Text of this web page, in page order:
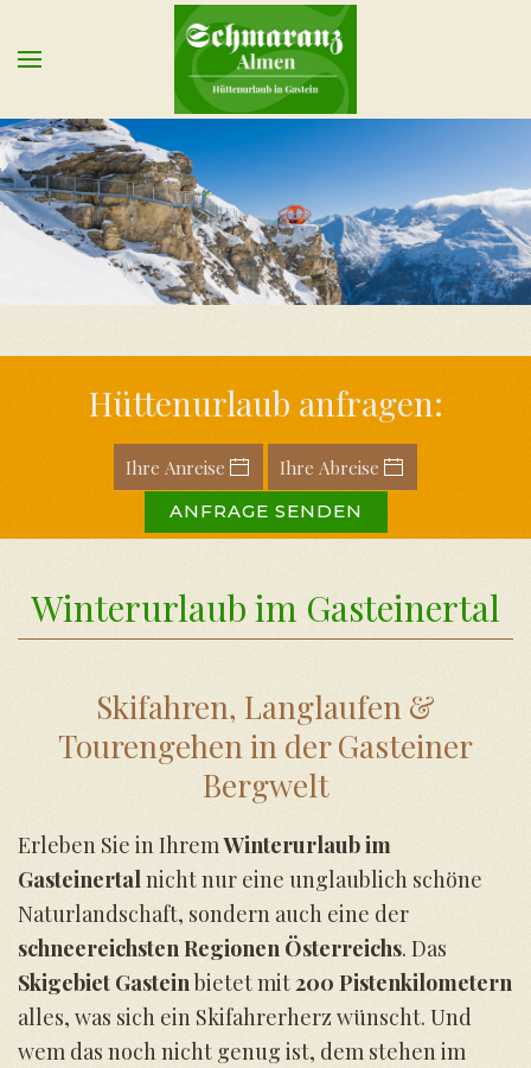
Skip to main content
Hüttenurlaub anfragen:
ANFRAGE SENDEN
Winterurlaub im Gasteinertal
Skifahren, Langlaufen &
Tourengehen in der Gasteiner
Bergwelt
Erleben Sie in IhremWinterurlaub im
Gasteinertalnicht nur eine unglaublich schöne
Naturlandschaft, sondern auch eine der
schneereichsten Regionen Österreichs. Das
Skigebiet Gasteinbietet mit200 Pistenkilometern
alles, was sich ein Skifahrerherz wünscht. Und
wem das noch nicht genug ist, dem stehen im